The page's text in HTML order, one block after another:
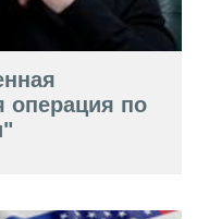
операция по